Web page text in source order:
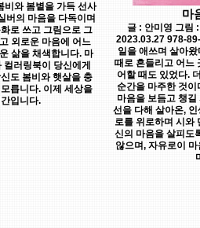
와 봄볕을 가득 선사
버의 마음을 다독이며
로 쓰고 그림으로 그
외로운 마음에 어느
삶을 채색합니다. 마
컬러링북이 당신에게
도 봄비와 햇살을 충
릅니다. 이제 세상을
입니다.
마
글 : 안미영 그림
2023.03.27 978-
일을 애쓰며 살아
때로 흔들리고 어느
어할 때도 있었다.
순간을 마주한 것이
마음을 보듬고 챙
선을 다해 살아온,
로를 위로하며 시와
신의 마음을 살피도
않으며, 자유로이 마